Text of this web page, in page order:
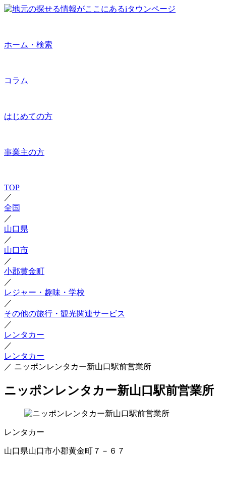
ホーム・検索
コラム
はじめての方
事業主の方
TOP
／
全国
／
山口県
／
山口市
／
小郡黄金町
／
レジャー・趣味・学校
／
その他の旅行・観光関連サービス
／
レンタカー
／
レンタカー
／ ニッポンレンタカー新山口駅前営業所
ニッポンレンタカー新山口駅前営業所
レンタカー
山口県山口市小郡黄金町７－６７